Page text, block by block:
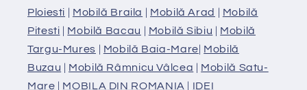
Ploiesti | Mobilă Braila | Mobilă Arad | Mobilă
Pitesti | Mobilă Bacau | Mobilă Sibiu | Mobilă
Targu-Mures | Mobilă Baia-Mare| Mobilă
Buzau | Mobilă Râmnicu Vâlcea | Mobilă Satu-
Mare | MOBILA DIN ROMANIA | IDEI